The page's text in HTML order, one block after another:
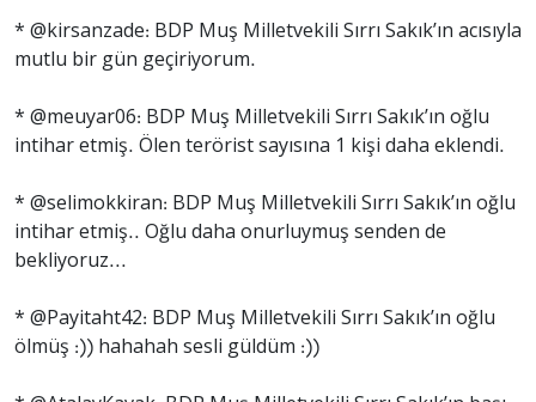
* @kirsanzade: BDP Muş Milletvekili Sırrı Sakık’ın acısıyla
mutlu bir gün geçiriyorum.
* @meuyar06: BDP Muş Milletvekili Sırrı Sakık’ın oğlu
intihar etmiş. Ölen terörist sayısına 1 kişi daha eklendi.
* @selimokkiran: BDP Muş Milletvekili Sırrı Sakık’ın oğlu
intihar etmiş.. Oğlu daha onurluymuş senden de
bekliyoruz...
* @Payitaht42: BDP Muş Milletvekili Sırrı Sakık’ın oğlu
ölmüş :)) hahahah sesli güldüm :))